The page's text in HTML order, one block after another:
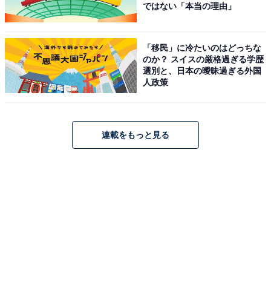
ではない「本当の理由」
「移民」に冷たいのはどっちな
のか？ スイスの厳格過ぎる学歴
選別と、日本の曖昧過ぎる外国
人政策
連載をもっと見る